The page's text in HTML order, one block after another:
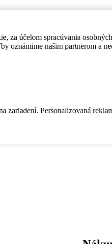
za účelom spracúvania
oznámime našim partnerom a
Personalizovaná